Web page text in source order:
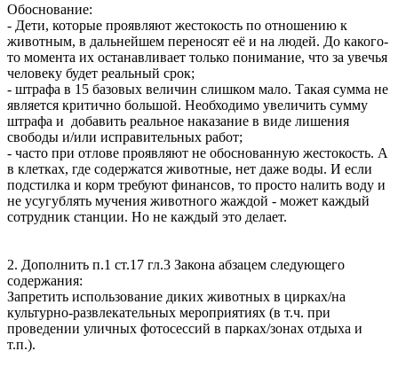
Обоснование:
- Дети, которые проявляют жестокость по отношению к
животным, в дальнейшем переносят её и на людей. До какого-
то момента их останавливает только понимание, что за увечья
человеку будет реальный срок;
- штрафа в 15 базовых величин слишком мало. Такая сумма не
является критично большой. Необходимо увеличить сумму
штрафа и добавить реальное наказание в виде лишения
свободы и/или исправительных работ;
- часто при отлове проявляют не обоснованную жестокость. А
в клетках, где содержатся животные, нет даже воды. И если
подстилка и корм требуют финансов, то просто налить воду и
не усугублять мучения животного жаждой - может каждый
сотрудник станции. Но не каждый это делает.
2. Дополнить п.1 ст.17 гл.3 Закона абзацем следующего
содержания:
Запретить использование диких животных в цирках/на
культурно-развлекательных мероприятиях (в т.ч. при
проведении уличных фотосессий в парках/зонах отдыха и
т.п.).